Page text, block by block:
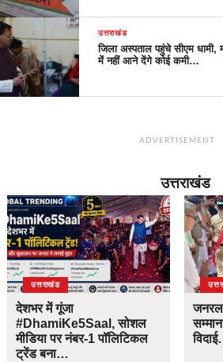
उत्तराखंड
जिला अस्पताल पहुंचे सीएम धामी,
में नहीं आने देंगे कोई कमी…
ADVERTISEMENT
उत्तराखंड
उत्तराखंड
देशभर में गूंजा
#DhamiKe5Saal, सोशल
मीडिया पर नंबर-1 पॉलिटिकल
ट्रेंड बना…
जनरल